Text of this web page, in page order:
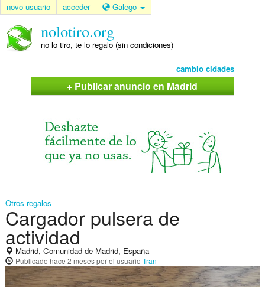
novo usuario acceder Galego
nolotiro.org
no lo tiro, te lo regalo (sin condiciones)
cambio cidades
+ Publicar anuncio en Madrid
Otros regalos
Cargador pulsera de
actividad
Madrid, Comunidad de Madrid, España
Publicado hace 2 mesespor el usuario Tran